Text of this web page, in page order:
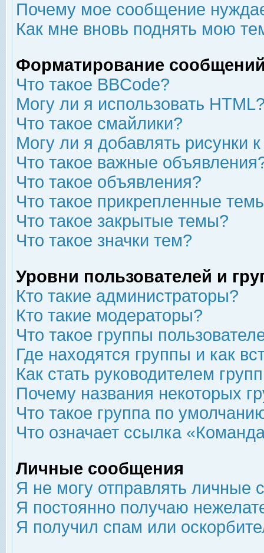
Почему мое сообщение
Как мне вновь поднять мою
Форматирование
Что такое BBCode?
Могу ли я использовать
Что такое смайлики?
Могу ли я добавлять рисунки
Что такое важные
Что такое объявления?
Что такое прикрепленные
Что такое закрытые темы?
Что такое значки тем?
Уровни пользователей и
Кто такие администраторы?
Кто такие модераторы?
Что такое группы
Где находятся группы и как
Как стать руководителем
Почему названия некоторых
Что такое группа по
Что означает ссылка
Личные сообщения
Я не могу отправлять личные
Я постоянно получаю
Я получил спам или